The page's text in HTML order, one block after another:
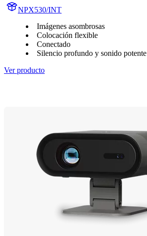
NPX530/INT
Imágenes asombrosas
Colocación flexible
Conectado
Silencio profundo y sonido potente
Ver producto